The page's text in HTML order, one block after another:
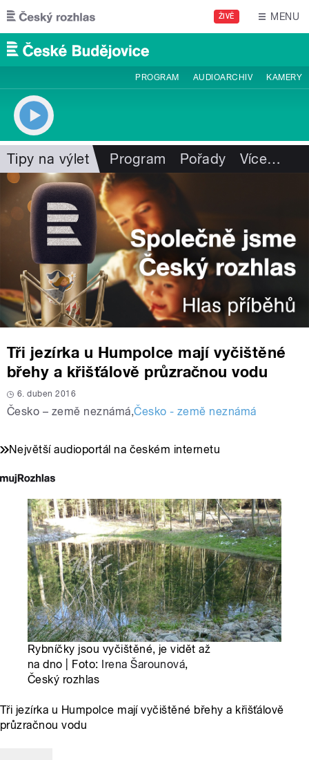
Přejít k hlavnímu obsahu
ŽIVĚ MENU
PROGRAM AUDIOARCHIV KAMERY
Tipy na výlet Program Pořady Více…
Tři jezírka u Humpolce mají vyčištěné
břehy a křišťálově průzračnou vodu
6. duben 2016
Česko – země neznámá,Česko - země neznámá
Největší audioportál na českém internetu
Rybníčky jsou vyčištěné, je vidět až
na dno | Foto: Irena Šarounová,
Český rozhlas
Tři jezírka u Humpolce mají vyčištěné břehy a křišťálově
průzračnou vodu